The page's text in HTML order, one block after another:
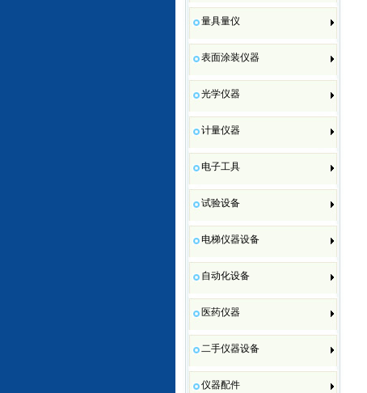
量具量仪
表面涂装仪器
光学仪器
计量仪器
电子工具
试验设备
电梯仪器设备
自动化设备
医药仪器
二手仪器设备
仪器配件